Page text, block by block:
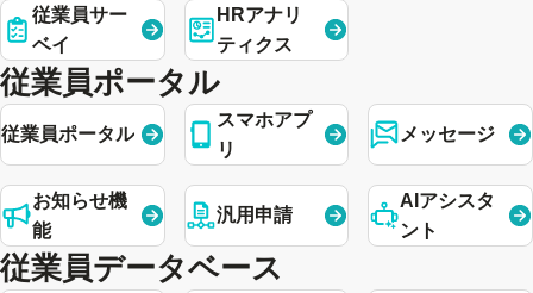
従業員サー
ベイ
HRアナリ
ティクス
従業員ポータル
従業員ポータル
スマホアプ
リ
メッセージ
お知らせ機
能
汎用申請
AIアシスタ
ント
従業員データベース